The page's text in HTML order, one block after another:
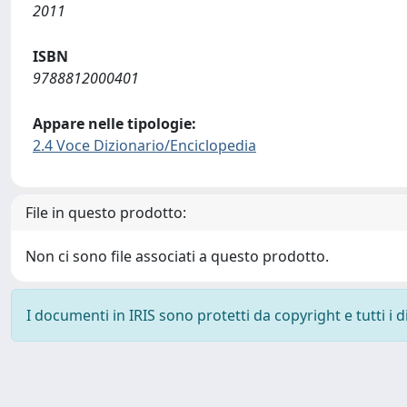
2011
ISBN
9788812000401
Appare nelle tipologie:
2.4 Voce Dizionario/Enciclopedia
File in questo prodotto:
Non ci sono file associati a questo prodotto.
I documenti in IRIS sono protetti da copyright e tutti i